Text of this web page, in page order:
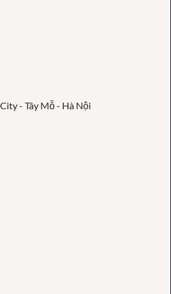
- Tây Mỗ - Hà Nội